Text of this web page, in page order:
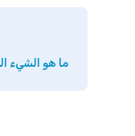
ما هو الشيء